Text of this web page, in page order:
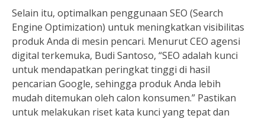
Selain itu, optimalkan penggunaan SEO (Search
Engine Optimization) untuk meningkatkan visibilitas
produk Anda di mesin pencari. Menurut CEO agensi
digital terkemuka, Budi Santoso, “SEO adalah kunci
untuk mendapatkan peringkat tinggi di hasil
pencarian Google, sehingga produk Anda lebih
mudah ditemukan oleh calon konsumen.” Pastikan
untuk melakukan riset kata kunci yang tepat dan